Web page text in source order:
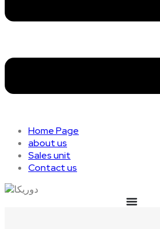
Home Page
about us
Sales unit
Contact us